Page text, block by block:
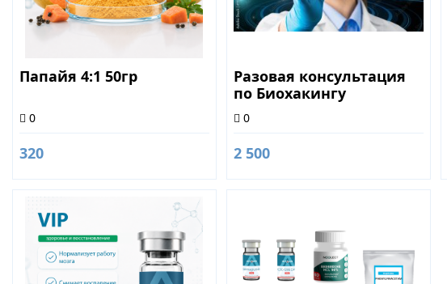
Папайя 4:1 50гр
0
320
Разовая консультация
по Биохакингу
0
2 500